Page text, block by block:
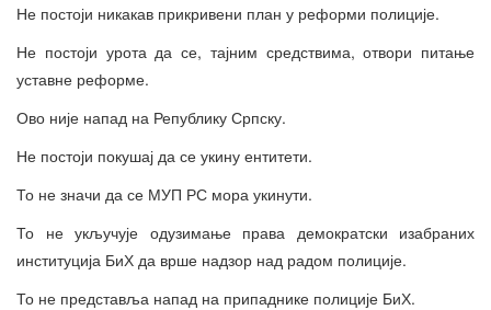
Не постоји никакав прикривени план у реформи полиције.
Не постоји урота да се, тајним средствима, отвори питање
уставне реформе.
Ово није напад на Републику Српску.
Не постоји покушај да се укину ентитети.
То не значи да се МУП РС мора укинути.
То не укључује одузимање права демократски изабраних
институција БиХ да врше надзор над радом полиције.
То не представља напад на припаднике полиције БиХ.